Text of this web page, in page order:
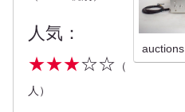
人気：
★★★☆☆ （
人）